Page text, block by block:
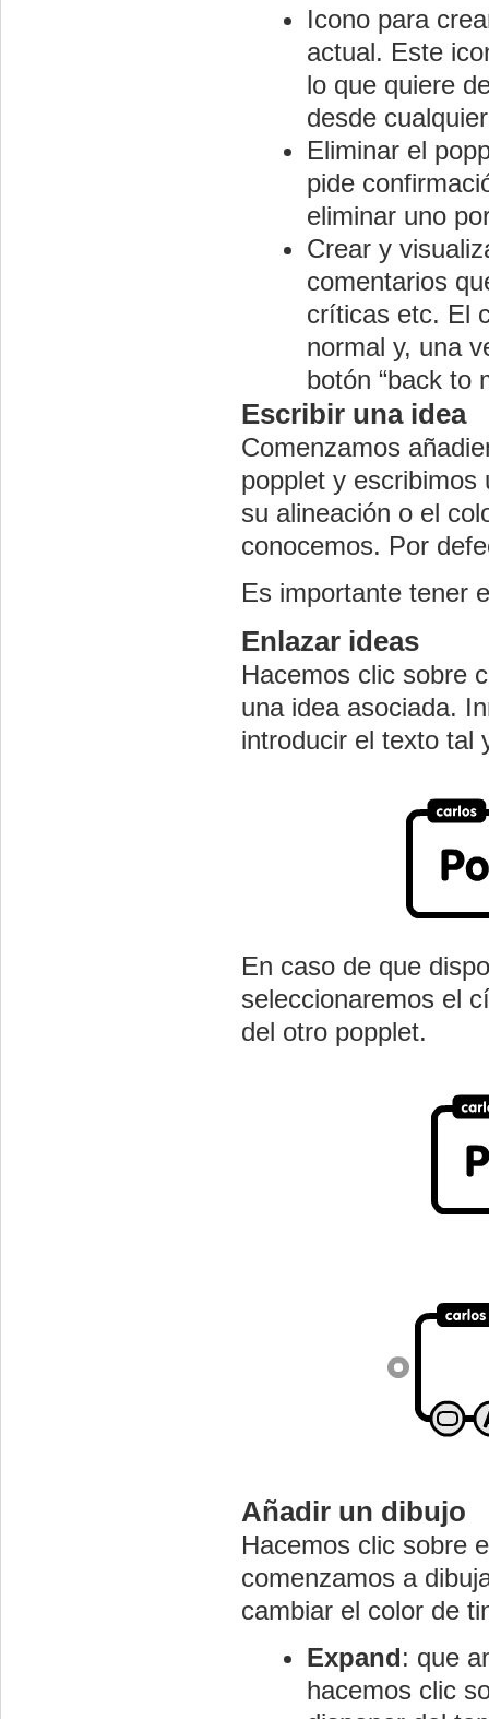
Icono para
actual. Este
lo que quiere
desde
Eliminar el
pide
eliminar uno
Crear y
comentarios
críticas etc. El
normal y, una
botón “back to
Escribir una idea
Comenzamos
popplet y
su alineación o el
conocemos. Por
Es importante tener
Enlazar ideas
Hacemos clic sobre
una idea asociada.
introducir el texto tal
En caso de que
seleccionaremos el
del otro popplet.
Añadir un dibujo
Hacemos clic sobre
comenzamos a
cambiar el color de
Expand: que
hacemos clic